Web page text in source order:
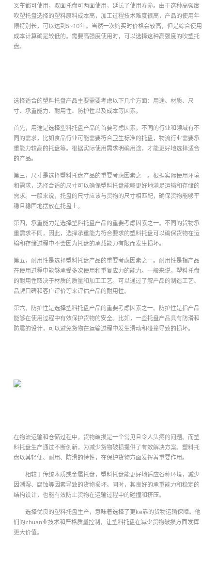
叉车都可使用，双面托盘可两面使用，延长了使用寿命。由于这种高强度
吹塑托盘选择的塑料原料成本高，加工过程技术难度很高，产品的使用年
限特别长，可以达到5~10年。当然一次购买时价格会较高，但是综合使用
成本计算确是较低的。需要高强度使用时，可以选择这种高强度的吹塑托
盘。
选择适合的塑料托盘产品主要需要考虑以下几个方面：用途、材质、尺
寸、承重能力、耐用性、防护性以及成本等因素。
首先，用途是选择塑料托盘产品的首要考虑因素。不同的行业和领域有不
同的需求，比如食品行业可能需要符合卫生标准的托盘，物流行业需要承
重能力较高的托盘等。根据实际使用需求明确用途，才能更好地选择适合
的产品。
第三，尺寸是选择塑料托盘产品的重要考虑因素之一。根据实际使用环境
和需求，选择合适的尺寸可以确保塑料托盘能够更好地满足运输和存储的
需求。一般来说，托盘的尺寸应该与货物的尺寸相匹配，确保货物能够平
稳且稳固地摆放在托盘上。
第四，承重能力是选择塑料托盘产品的重要考虑因素之一。不同的货物承
重需求不同，因此，选择承重能力符合要求的塑料托盘可以确保货物在运
输和存储过程中不会因为托盘的承载能力有限而发生损坏。
第五，耐用性是选择塑料托盘产品的重要考虑因素之一。耐用性是指产品
在使用过程中能够承受多次使用和重复应力的能力。一般来说，塑料托盘
的耐用性取决于材质的质量和加工工艺。可以通过了解产品的制造工艺、
品牌口碑和客户评价等来评估产品的耐用性。
第六，防护性是选择塑料托盘产品的重要考虑因素之一。防护性是指产品
能够在使用过程中有效保护货物的安全。比如，一些托盘产品具有防滑和
防震的设计，可以避免货物在运输过程中发生滑动和碰撞导致的损坏。
在物流运输和仓储过程中，货物破损是一个常见且令人头疼的问题。而塑
料托盘生产通过不断创新，为减少货物破损提供了有效解决方案。塑料托
盘以其轻便、耐用、防滑的特性，在保护货物方面发挥着重要作用。
相较于传统木质或金属托盘，塑料托盘能更好地适应各种环境，减少
因潮湿、腐蚀等因素导致的货物损坏。同时，其良好的承重能力和稳定的
结构设计，也能有效防止货物在运输过程中的碰撞和挤压。
选择优良的塑料托盘生产，意味着选择了更ke靠的货物运输保障。他
们的zhuan业技术和严格质量控制，让塑料托盘在减少货物破损方面发挥
更大价值。